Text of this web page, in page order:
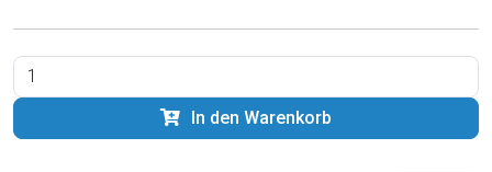
In den Warenkorb